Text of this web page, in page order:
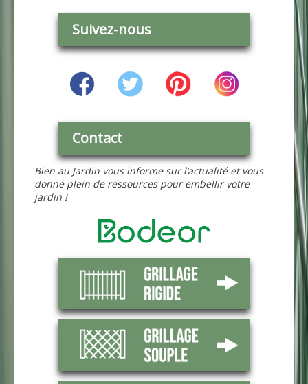
Suivez-nous
Contact
Bien au Jardin vous informe sur l’actualité et vous
donne plein de ressources pour embellir votre
jardin !